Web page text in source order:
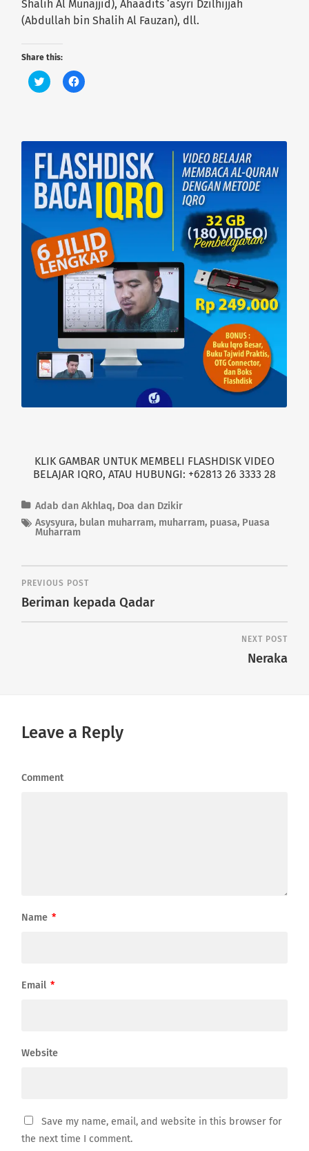
Shalih Al Munajjid), Ahaadits ‘asyri Dzilhijjah
(Abdullah bin Shalih Al Fauzan), dll.
Share this:
C
l
s
h
a
r
e
o
n
T
w
t
e
r
(
O
e
w
w
i
C
l
s
h
a
r
e
o
n
F
a
e
b
o
o
k
(
O
p
n
s
i
n
n
e
w
w
KLIK GAMBAR UNTUK MEMBELI FLASHDISK VIDEO
BELAJAR IQRO, ATAU HUBUNGI: +62813 26 3333 28
Adab dan Akhlaq, Doa dan Dzikir
Asysyura, bulan muharram, muharram, puasa, Puasa
Muharram
PREVIOUS POST
Beriman kepada Qadar
NEXT POST
Neraka
Leave a Reply
Comment
Name *
Email *
Website
Save my name, email, and website in this browser for
the next time I comment.